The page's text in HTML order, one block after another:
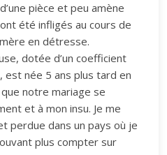
pièce et peu amène
été infligés au cours de
en détresse.
dotée d’un coefficient
est née 5 ans plus tard en
notre mariage se
et à mon insu. Je me
perdue dans un pays où je
plus compter sur